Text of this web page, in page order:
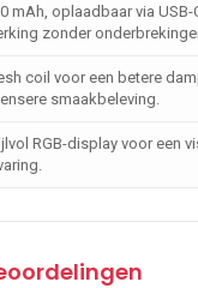
mAh, oplaadbaar via
zonder
coil voor een betere
smaakbeleving.
RGB-display voor een